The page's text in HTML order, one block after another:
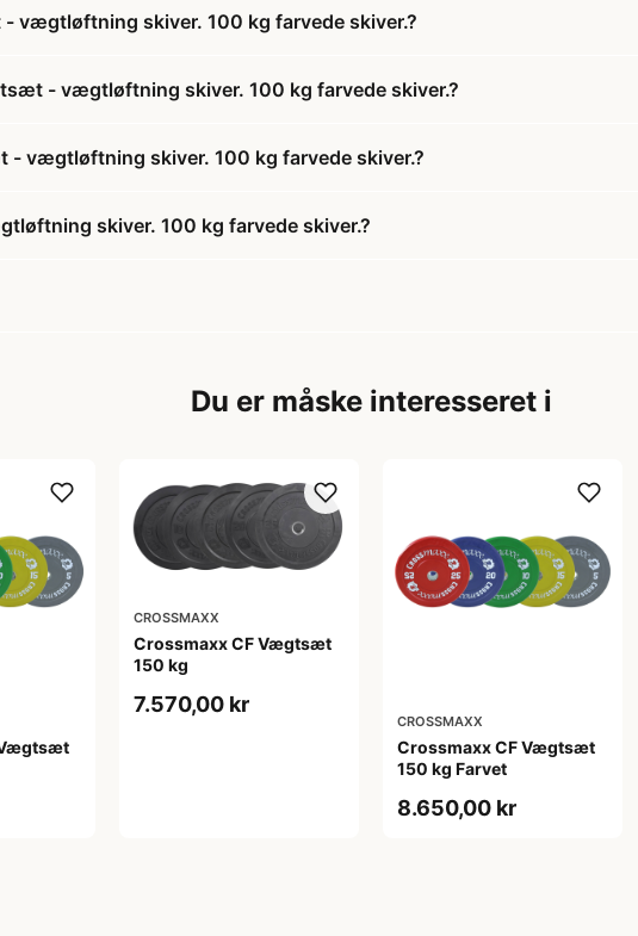
skiver. 100 kg farvede skiver.?
- vægtløftning skiver. 100 kg farvede skiver.?
vægtløftning skiver. 100 kg farvede skiver.?
skiver. 100 kg farvede skiver.?
Du er måske interesseret i
CROSSMAXX
Crossmaxx CF Vægtsæt
150 kg
7.570,00 kr
CROSSMAXX
Crossmaxx CF Vægtsæt
150 kg Farvet
8.650,00 kr